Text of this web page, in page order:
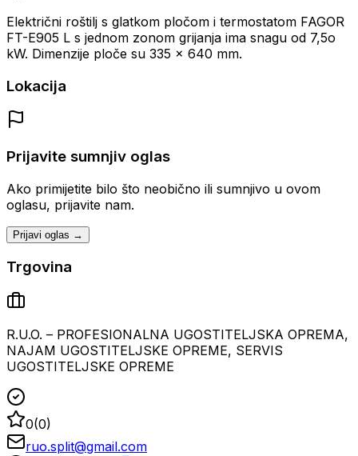
Električni roštilj s glatkom pločom i termostatom FAGOR
FT-E905 L s jednom zonom grijanja ima snagu od 7,5o
kW. Dimenzije ploče su 335 x 640 mm.
Lokacija
Prijavite sumnjiv oglas
Ako primijetite bilo što neobično ili sumnjivo u ovom
oglasu, prijavite nam.
Prijavi oglas →
Trgovina
R.U.O. – PROFESIONALNA UGOSTITELJSKA OPREMA,
NAJAM UGOSTITELJSKE OPREME, SERVIS
UGOSTITELJSKE OPREME
0(0)
ruo.split@gmail.com